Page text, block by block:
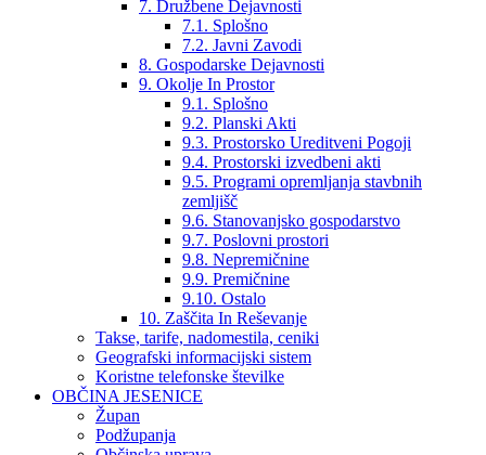
7. Družbene Dejavnosti
7.1. Splošno
7.2. Javni Zavodi
8. Gospodarske Dejavnosti
9. Okolje In Prostor
9.1. Splošno
9.2. Planski Akti
9.3. Prostorsko Ureditveni Pogoji
9.4. Prostorski izvedbeni akti
9.5. Programi opremljanja stavbnih
zemljišč
9.6. Stanovanjsko gospodarstvo
9.7. Poslovni prostori
9.8. Nepremičnine
9.9. Premičnine
9.10. Ostalo
10. Zaščita In Reševanje
Takse, tarife, nadomestila, ceniki
Geografski informacijski sistem
Koristne telefonske številke
OBČINA JESENICE
Župan
Podžupanja